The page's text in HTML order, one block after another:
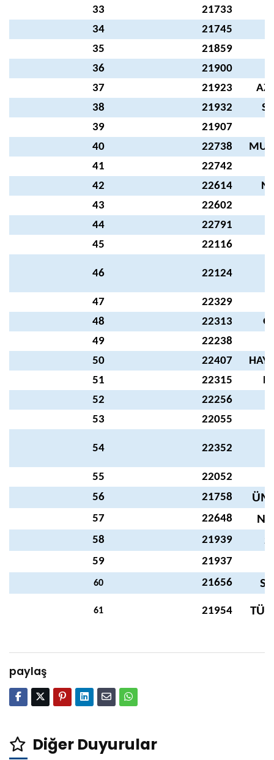
33 21733
34
21745
35
21859
36
21900
37
21923
38
21932
39
21907
40
22738
41
22742
42
22614
43
22602
44
22791
45
22116
46 22124
47 22329
48
22313
49
22238
50
22407
51
22315
52
22256
53
22055
54 22352
55 22052
56
21758
57 22648
58 21939
59 21937
60 21656
61 21954
paylaş
Diğer Duyurular